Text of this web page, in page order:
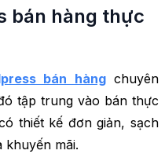
bán hàng thực
bán hàngchuyên
tập trung vào bán thực
thiết kế đơn giản, sạch
khuyến mãi.